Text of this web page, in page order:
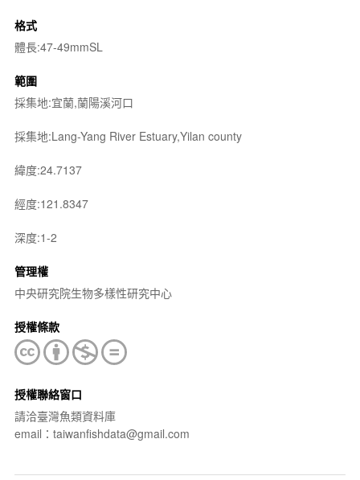
格式
體長:47-49mmSL
範圍
採集地:宜蘭,蘭陽溪河口
採集地:Lang-Yang River Estuary,Yilan county
緯度:24.7137
經度:121.8347
深度:1-2
管理權
中央研究院生物多樣性研究中心
授權條款
授權聯絡窗口
請洽臺灣魚類資料庫
email：taiwanfishdata@gmail.com